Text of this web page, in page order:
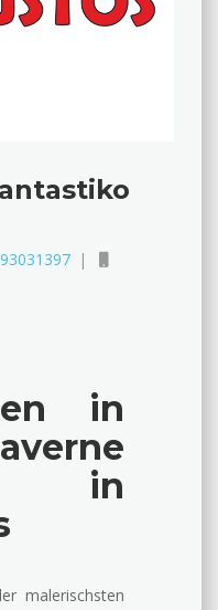
in
in
malerischsten